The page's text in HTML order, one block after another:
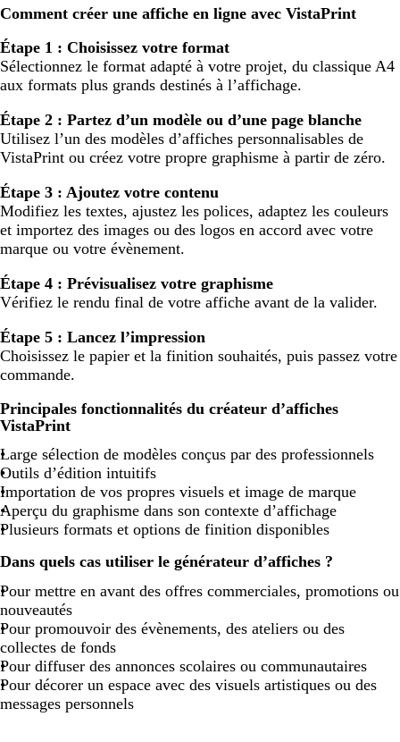
Comment créer une affiche en ligne avec VistaPrint
Étape 1 : Choisissez votre format
Sélectionnez le format adapté à votre projet, du classique A4
aux formats plus grands destinés à l’affichage.
Étape 2 : Partez d’un modèle ou d’une page blanche
Utilisez l’un des modèles d’affiches personnalisables de
VistaPrint ou créez votre propre graphisme à partir de zéro.
Étape 3 : Ajoutez votre contenu
Modifiez les textes, ajustez les polices, adaptez les couleurs
et importez des images ou des logos en accord avec votre
marque ou votre évènement.
Étape 4 : Prévisualisez votre graphisme
Vérifiez le rendu final de votre affiche avant de la valider.
Étape 5 : Lancez l’impression
Choisissez le papier et la finition souhaités, puis passez votre
commande.
Principales fonctionnalités du créateur d’affiches
VistaPrint
Large sélection de modèles conçus par des professionnels
Outils d’édition intuitifs
Importation de vos propres visuels et image de marque
Aperçu du graphisme dans son contexte d’affichage
Plusieurs formats et options de finition disponibles
Dans quels cas utiliser le générateur d’affiches ?
Pour mettre en avant des offres commerciales, promotions ou
nouveautés
Pour promouvoir des évènements, des ateliers ou des
collectes de fonds
Pour diffuser des annonces scolaires ou communautaires
Pour décorer un espace avec des visuels artistiques ou des
messages personnels